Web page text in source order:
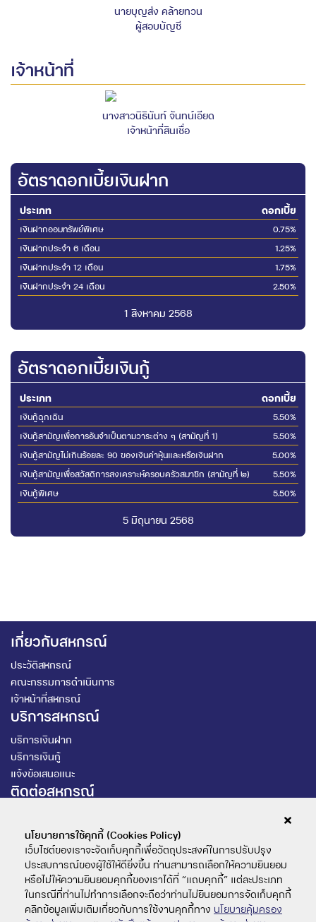
นายบุญส่ง คล้ายทวน
ผู้สอบบัญชี
เจ้าหน้าที่
นางสาวนิธินันท์ จันทน์เอียด
เจ้าหน้าที่สินเชื่อ
อัตราดอกเบี้ยเงินฝาก
ประเภท ดอกเบี้ย
เงินฝากออมทรัพย์พิเศษ
0.75%
เงินฝากประจำ 6 เดือน
1.25%
เงินฝากประจำ 12 เดือน
1.75%
เงินฝากประจำ 24 เดือน
2.50%
1 สิงหาคม 2568
อัตราดอกเบี้ยเงินกู้
ประเภท ดอกเบี้ย
เงินกู้ฉุกเฉิน
5.50%
เงินกู้สามัญเพื่อการอันจำเป็นตามวาระต่าง ๆ (สามัญที่ 1)
5.50%
เงินกู้สามัญไม่เกินร้อยละ 90 ของเงินค่าหุ้นและหรือเงินฝาก
5.00%
เงินกู้สามัญเพื่อสวัสดิการสงเคราะห์ครอบครัวสมาชิก (สามัญที่ ๒)
5.50%
เงินกู้พิเศษ
5.50%
5 มิถุนายน 2568
เกี่ยวกับสหกรณ์
ประวัติสหกรณ์
คณะกรรมการดำเนินการ
เจ้าหน้าที่สหกรณ์
บริการสหกรณ์
บริการเงินฝาก
บริการเงินกู้
แจ้งข้อเสนอแนะ
ติดต่อสหกรณ์
@159uklpq
02-3108000 ต่อ 4265
นโยบายการใช้คุกกี้ (Cookies Policy)
เว็บไซต์ของเราจะจัดเก็บคุกกี้เพื่อวัตถุประสงค์ในการปรับปรุง
ประสบการณ์ของผู้ใช้ให้ดียิ่งขึ้น ท่านสามารถเลือกให้ความยินยอม
หรือไม่ให้ความยินยอมคุกกี้ของเราได้ที่ “แถบคุกกี้” แต่ละประเภท
ในกรณีที่ท่านไม่ทำการเลือกจะถือว่าท่านไม่ยินยอมการจัดเก็บคุกกี้
คลิกข้อมูลเพิ่มเติมเกี่ยวกับการใช้งานคุกกี้ทาง นโยบายคุ้มครอง